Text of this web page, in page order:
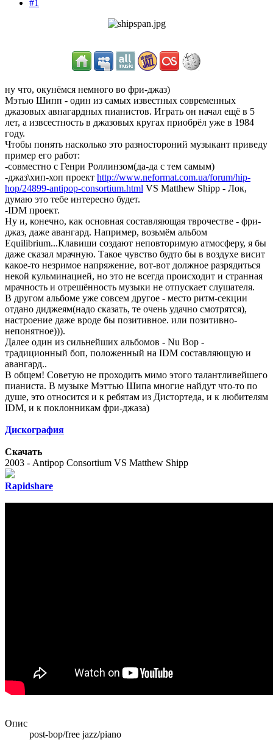
#1
ну что, окунёмся немного во фри-джаз)
Мэтью Шипп - один из самых известных современных
джазовых авнагардных пианистов. Играть он начал ещё в 5
лет, а извсестность в джазовых кругах приобрёл уже в 1984
году.
Чтобы понять насколько это разностороний музыкант приведу
пример его работ:
-совместно с Генри Роллинзом(да-да с тем самым)
-джаз\хип-хоп проект http://www.neformat.com.ua/forum/hip-
hop/24899-antipop-consortium.html VS Matthew Shipp - Лок,
думаю это тебе интересно будет.
-IDM проект.
Ну и, конечно, как основная составляющая тврочестве - фри-
джаз, даже авангард. Например, возьмём альбом
Equilibrium...Клавиши создают неповторимую атмосферу, я бы
даже сказал мрачную. Такое чувство будто бы в воздухе висит
какое-то незримое напряжение, вот-вот должное разрядиться
некой кульминацией, но это не всегда происходит и странная
мрачность и отрешённость музыки не отпускает слушателя.
В другом альбоме уже совсем другое - место ритм-секции
отдано диджеям(надо сказать, те очень удачно смотрятся),
настроение даже вроде бы позитивное. или позитивно-
непонятное))).
Далее один из сильнейших альбомов - Nu Bop -
традиционный боп, положенный на IDM составляющую и
авангард..
В общем! Советую не проходить мимо этого талантливейшего
пианиста. В музыке Мэттью Шипа многие найдут что-то по
душе, это относится и к ребятам из Дистортеда, и к любителям
IDM, и к поклонникам фри-джаза)
Дискография
Скачать
2003 - Antipop Consortium VS Matthew Shipp
Rapidshare
Опис
post-bop/free jazz/piano